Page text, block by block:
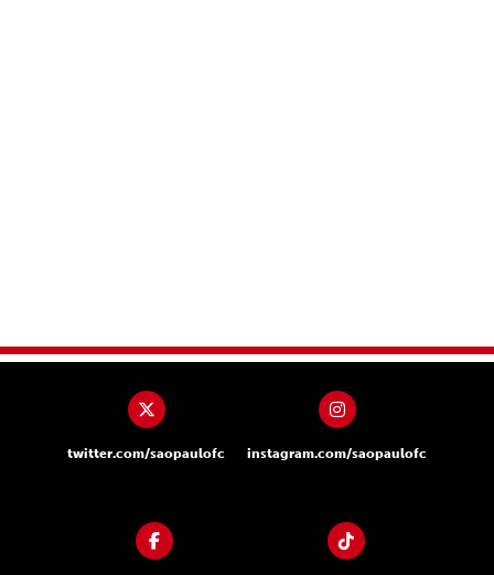
twitter.com/saopaulofc instagram.com/saopaulofc